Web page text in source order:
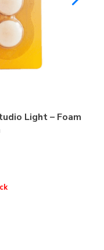
Recharges Mini